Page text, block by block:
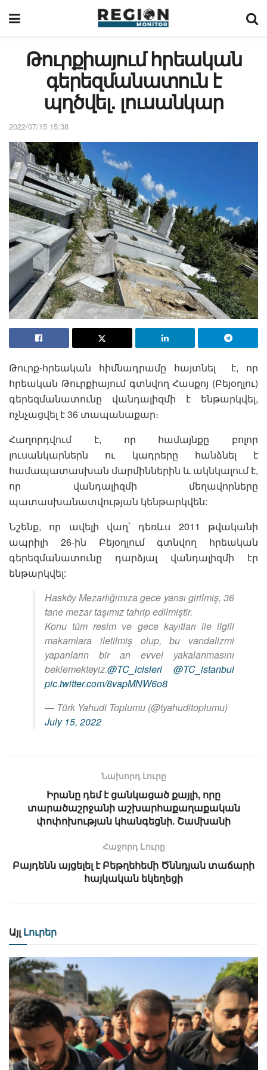
Թուրքիայում հրեական
գերեզմանատուն է
պղծվել. լուսանկար
2022/07/15 15:38
Թուրք-հրեական հիմնադրամը հայտնել է, որ
հրեական Թուրքիայում գտնվող Հասքոյ (Բեյօղլու)
գերեզմանատունը վանդալիզմի է ենթարկվել,
ոչնչացվել է 36 տապանաքար։
Հաղորդվում է, որ համայնքը բոլոր
լուսանկարներն ու կադրերը հանձնել է
համապատասխան մարմիններին և ակնկալում է,
որ վանդալիզմի մեղավորները
պատասխանատվության կենթարկվեն:
Նշենք, որ ավելի վաղ՝ դեռևս 2011 թվականի
ապրիլի 26-ին Բեյօղլում գտնվող հրեական
գերեզմանատունը դարձյալ վանդալիզմի էր
ենթարկվել:
Hasköy Mezarlığımıza gece yarısı girilmiş, 36
tane mezar taşımız tahrip edilmiştir.
Konu tüm resim ve gece kayıtları ile ilgili
makamlara iletilmiş olup, bu vandalizmi
yapanların bir an evvel yakalanmasını
beklemekteyiz.@TC_icisleri
@TC_istanbul
pic.twitter.com/8vapMNW6o8
— Türk Yahudi Toplumu (@tyahuditoplumu)
July 15, 2022
Նախորդ Լուրը
Իրանը դեմ է ցանկացած քայլի, որը
տարածաշրջանի աշխարհաքաղաքական
փոփոխության կհանգեցնի. Շամխանի
Հաջորդ Lուրը
Բայդենն այցելել է Բեթղեհեմի Ծննդյան տաճարի
հայկական եկեղեցի
Այլ Լուրեր